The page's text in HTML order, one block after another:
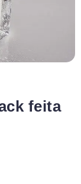
feita